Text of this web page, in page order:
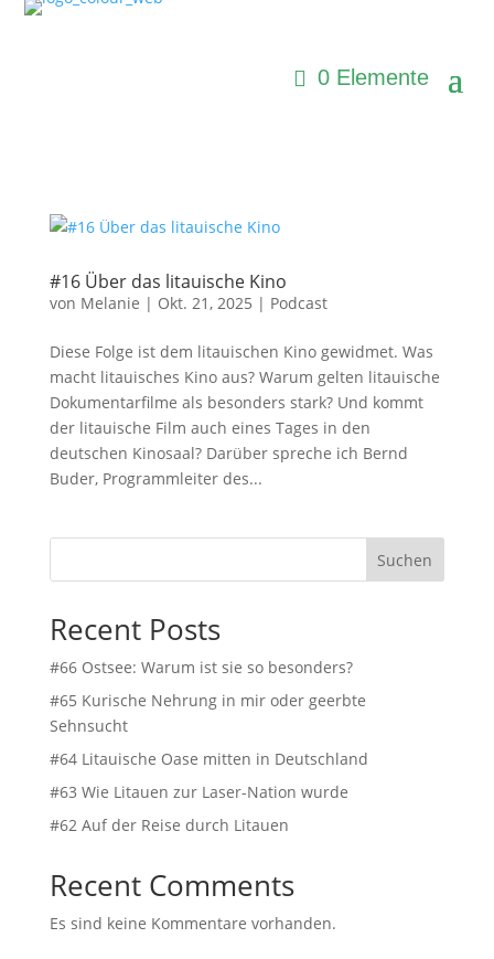
0 Elemente
#16 Über das litauische Kino
von Melanie | Okt. 21, 2025 | Podcast
Diese Folge ist dem litauischen Kino gewidmet. Was
macht litauisches Kino aus? Warum gelten litauische
Dokumentarfilme als besonders stark? Und kommt
der litauische Film auch eines Tages in den
deutschen Kinosaal? Darüber spreche ich Bernd
Buder, Programmleiter des...
Suchen
Recent Posts
#66 Ostsee: Warum ist sie so besonders?
#65 Kurische Nehrung in mir oder geerbte
Sehnsucht
#64 Litauische Oase mitten in Deutschland
#63 Wie Litauen zur Laser-Nation wurde
#62 Auf der Reise durch Litauen
Recent Comments
Es sind keine Kommentare vorhanden.